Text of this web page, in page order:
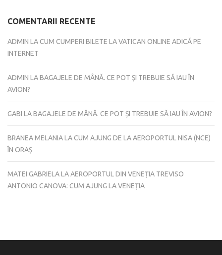
COMENTARII RECENTE
ADMIN LACUM CUMPERI BILETE LA VATICAN ONLINE ADICĂ PE
INTERNET
ADMIN LABAGAJELE DE MÂNĂ. CE POT ȘI TREBUIE SĂ IAU ÎN
AVION?
GABI LABAGAJELE DE MÂNĂ. CE POT ȘI TREBUIE SĂ IAU ÎN AVION?
BRANEA MELANIALACUM AJUNG DE LA AEROPORTUL NISA (NCE)
ÎN ORAȘ
MATEI GABRIELALAAEROPORTUL DIN VENEȚIA TREVISO
ANTONIO CANOVA: CUM AJUNG LA VENEȚIA